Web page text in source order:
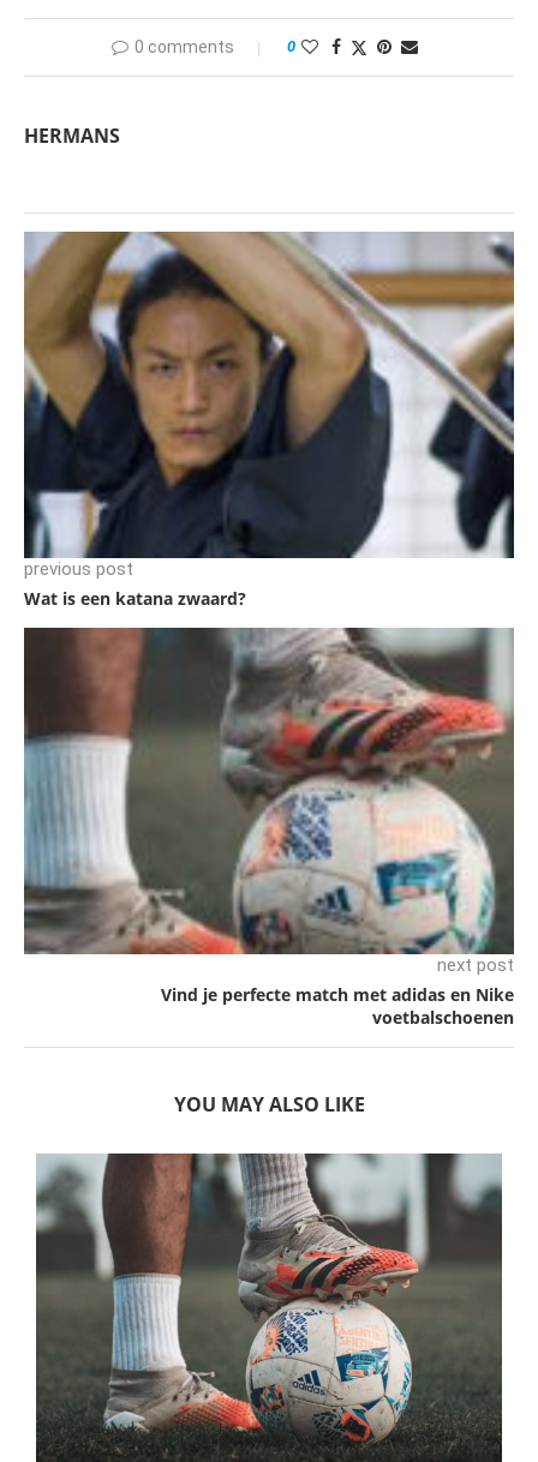
0 comments 0
HERMANS
previous post
Wat is een katana zwaard?
next post
Vind je perfecte match met adidas en Nike
voetbalschoenen
YOU MAY ALSO LIKE